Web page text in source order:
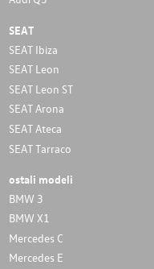
SEAT
SEAT Ibiza
SEAT Leon
SEAT Leon ST
SEAT Arona
SEAT Ateca
SEAT Tarraco
ostali modeli
BMW 3
BMW X1
Mercedes C
Mercedes E